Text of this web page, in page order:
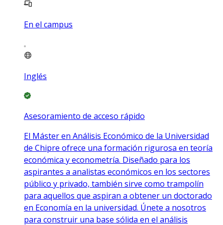
En el campus
Inglés
Asesoramiento de acceso rápido
El Máster en Análisis Económico de la Universidad
de Chipre ofrece una formación rigurosa en teoría
económica y econometría. Diseñado para los
aspirantes a analistas económicos en los sectores
público y privado, también sirve como trampolín
para aquellos que aspiran a obtener un doctorado
en Economía en la universidad. Únete a nosotros
para construir una base sólida en el análisis